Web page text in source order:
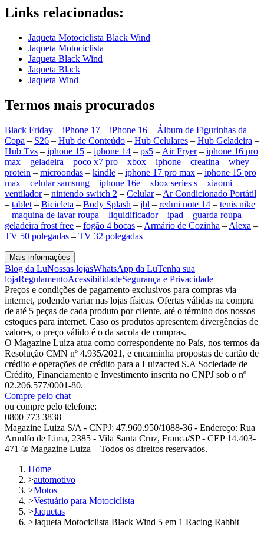
Links relacionados:
Jaqueta Motociclista Black Wind
Jaqueta Motociclista
Jaqueta Black Wind
Jaqueta Black
Jaqueta Wind
Termos mais procurados
Black Friday – iPhone 17 – iPhone 16 – Álbum de Figurinhas da
Copa – S26 – Hub de Conteúdo – Hub Celulares – Hub Geladeira –
Hub Tvs – iphone 15 – iphone 14 – ps5 – Air Fryer– iphone 16 pro
max – geladeira – poco x7 pro – xbox – iphone – creatina – whey
protein – microondas – kindle – iphone 17 pro max – iphone 15 pro
max – celular samsung – iphone 16e – xbox series s – xiaomi –
ventilador– nintendo switch 2 – Celular– Ar Condicionado Portátil
– tablet – Bicicleta – Body Splash – jbl – redmi note 14 – tenis nike
– maquina de lavar roupa – liquidificador– ipad – guarda roupa –
geladeira frost free – fogão 4 bocas – Armário de Cozinha – Alexa –
TV 50 polegadas – TV 32 polegadas
Mais informações
Blog da LuNossas lojasWhatsApp da LuTenha sua
lojaRegulamentoAcessibilidadeSegurança e Privacidade
Preços e condições de pagamento exclusivos para compras via
internet, podendo variar nas lojas físicas. Ofertas válidas na compra
de até 5 peças de cada produto por cliente, até o término dos nossos
estoques para internet. Caso os produtos apresentem divergências de
valores, o preço válido é o da sacola de compras.
O Magazine Luiza atua como correspondente no País, nos termos da
Resolução CMN nº 4.935/2021, e encaminha propostas de cartão de
crédito e operações de crédito para a Luizacred S.A Sociedade de
Crédito, Financiamento e Investimento inscrita no CNPJ sob o nº
02.206.577/0001-80.
Compre pelo chat
ou compre pelo telefone:
0800 773 3838
Magazine Luiza S/A - CNPJ: 47.960.950/1088-36 - Endereço: Rua
Arnulfo de Lima, 2385 - Vila Santa Cruz, Franca/SP - CEP 14.403-
471 ® Magazine Luiza – Todos os direitos reservados.
Home
>automotivo
>Motos
>Vestuário para Motociclista
>Jaquetas
>Jaqueta Motociclista Black Wind 5 em 1 Racing Rabbit